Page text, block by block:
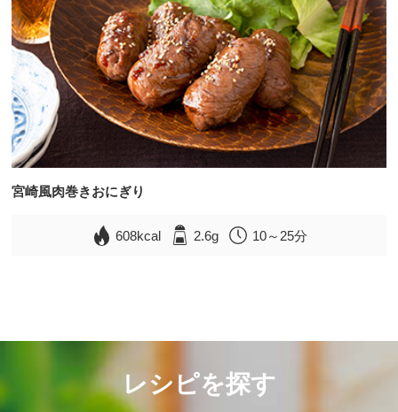
宮崎風肉巻きおにぎり
608kcal 2.6g 10～25分
レシピを探す